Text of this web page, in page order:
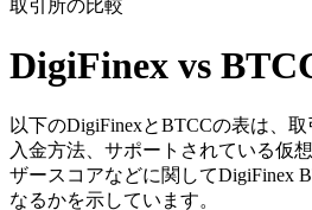
取引所の比較
DigiFinex vs
以下のDigiFinexとBTCCの表は、
入金方法、サポートされている仮
ザースコアなどに関してDigiFinex
なるかを示しています。